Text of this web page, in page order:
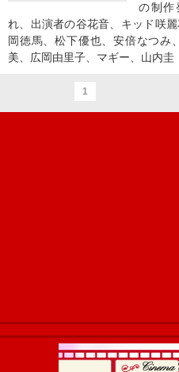
の制作
れ、出演者の谷花音、キッド咲
岡徳馬、松下優也、安倍なつみ
美、広岡由里子、マギー、山内圭
1